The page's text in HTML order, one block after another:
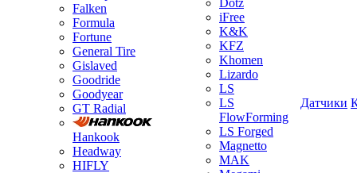
Falken
Formula
Fortune
General Tire
Gislaved
Goodride
Goodyear
GT Radial
Hankook
Headway
HIFLY
Dotz
iFree
K&K
KFZ
Khomen
Lizardo
LS
LS
FlowForming
LS Forged
Magnetto
MAK
Датчики